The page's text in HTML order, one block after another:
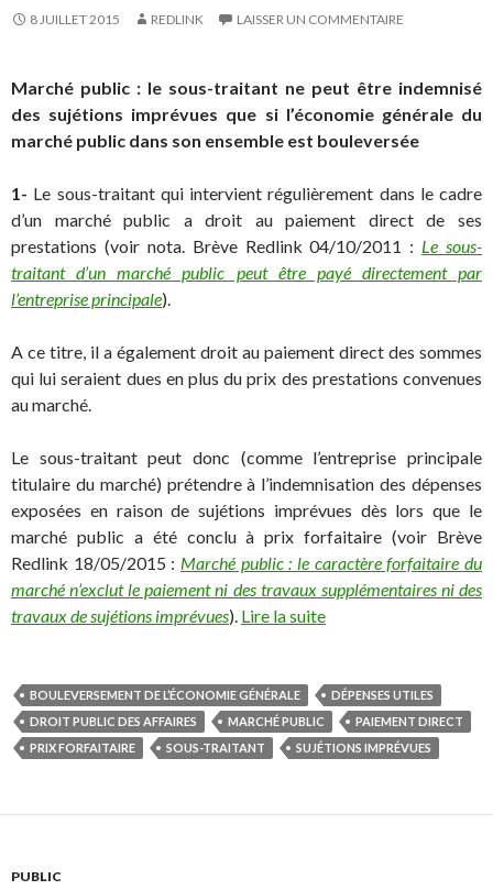
8 JUILLET 2015 REDLINK LAISSER UN COMMENTAIRE
Marché public : le sous-traitant ne peut être indemnisé
des sujétions imprévues que si l’économie générale du
marché public dans son ensemble est bouleversée
1- Le sous-traitant qui intervient régulièrement dans le cadre
d’un marché public a droit au paiement direct de ses
prestations (voir nota. Brève Redlink 04/10/2011 : Le sous-
traitant d’un marché public peut être payé directement par
l’entreprise principale).
A ce titre, il a également droit au paiement direct des sommes
qui lui seraient dues en plus du prix des prestations convenues
au marché.
Le sous-traitant peut donc (comme l’entreprise principale
titulaire du marché) prétendre à l’indemnisation des dépenses
exposées en raison de sujétions imprévues dès lors que le
marché public a été conclu à prix forfaitaire (voir Brève
Redlink 18/05/2015 : Marché public : le caractère forfaitaire du
marché n’exclut le paiement ni des travaux supplémentaires ni des
travaux de sujétions imprévues). Lire la suite
BOULEVERSEMENT DE L’ÉCONOMIE GÉNÉRALE
DÉPENSES UTILES
DROIT PUBLIC DES AFFAIRES
MARCHÉ PUBLIC
PAIEMENT DIRECT
PRIX FORFAITAIRE
SOUS-TRAITANT SUJÉTIONS IMPRÉVUES
PUBLIC